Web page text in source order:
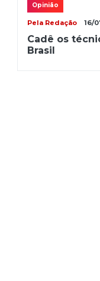
Opinião
Pela Redação 16/
Cadê os
Brasil